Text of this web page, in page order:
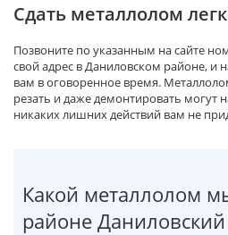
Сдать металлолом
Позвоните по указанным на сайте
свой адрес в Даниловском районе, и
вам в оговоренное время.
резать и даже демонтировать могут
никаких лишних действий вам не
Какой металлолом
районе Даниловский